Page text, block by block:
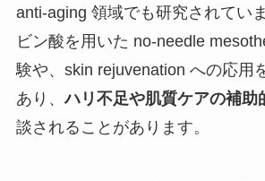
anti-aging 領域でも研究されてい
ビン酸を用いた no-needle
験や、skin rejuvenation への応用
あり、ハリ不足や肌質ケアの補助
談されることがあります。